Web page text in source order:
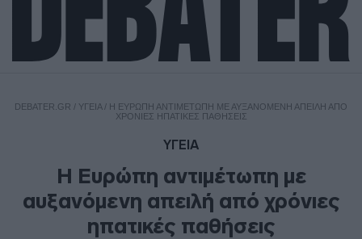
DEBATER.GR / ΥΓΕΙΑ/ Η ΕΥΡΏΠΗ ΑΝΤΙΜΈΤΩΠΗ ΜΕ ΑΥΞΑΝΌΜΕΝΗ ΑΠΕΙΛΉ ΑΠΌ
ΧΡΌΝΙΕΣ ΗΠΑΤΙΚΈΣ ΠΑΘΉΣΕΙΣ
ΥΓΕΙΑ
Η Ευρώπη αντιμέτωπη με
αυξανόμενη απειλή από χρόνιες
ηπατικές παθήσεις